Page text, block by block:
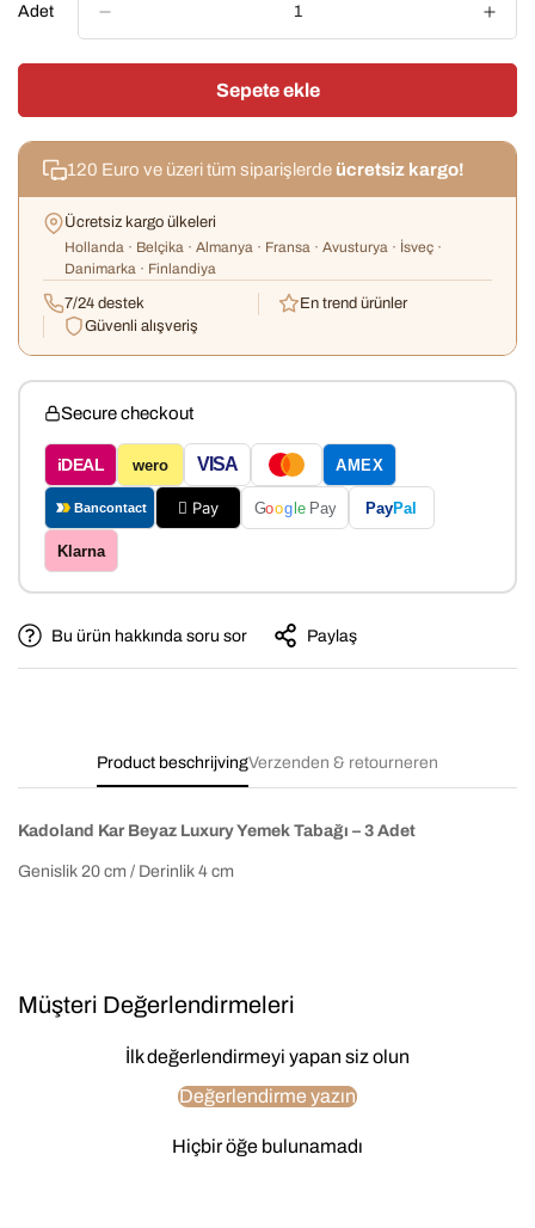
Adet
Sepete ekle
120 Euro ve üzeri tüm siparişlerde ücretsiz kargo!
Ücretsiz kargo ülkeleri
Hollanda · Belçika · Almanya · Fransa · Avusturya · İsveç ·
Danimarka · Finlandiya
7/24 destek
En trend ürünler
Güvenli alışveriş
Secure checkout
iDEAL wero VISA AMEX
Bancontact  Pay Goog le Pay PayPal
Klarna
Bu ürün hakkında soru sor Paylaş
Product beschrijvingVerzenden & retourneren
Kadoland Kar Beyaz Luxury Yemek Tabağı – 3 Adet
Genislik 20 cm / Derinlik 4 cm
Müşteri Değerlendirmeleri
İlk değerlendirmeyi yapan siz olun
Değerlendirme yazın
Hiçbir öğe bulunamadı